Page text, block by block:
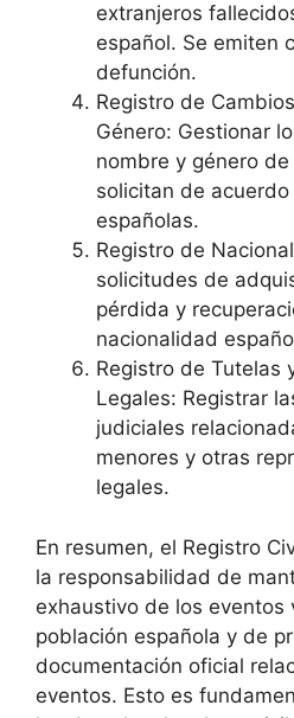
extranjeros
español. Se emiten
defunción.
Registro de
Género: Gestionar
nombre y género
solicitan de
españolas.
Registro de
solicitudes de
pérdida y
nacionalidad
Registro de Tutelas
Legales: Registrar
judiciales
menores y otras
legales.
En resumen, el Registro
la responsabilidad de
exhaustivo de los eventos
población española y de
documentación oficial
eventos. Esto es